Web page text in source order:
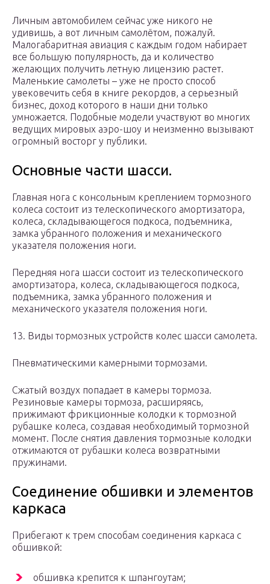
Личным автомобилем сейчас уже никого не
удивишь, а вот личным самолётом, пожалуй.
Малогабаритная авиация с каждым годом набирает
все большую популярность, да и количество
желающих получить летную лицензию растет.
Маленькие самолеты – уже не просто способ
увековечить себя в книге рекордов, а серьезный
бизнес, доход которого в наши дни только
умножается. Подобные модели участвуют во многих
ведущих мировых аэро-шоу и неизменно вызывают
огромный восторг у публики.
Основные части шасси.
Главная нога с консольным креплением тормозного
колеса состоит из телескопического амортизатора,
колеса, складывающегося подкоса, подъемника,
замка убранного положения и механического
указателя положения ноги.
Передняя нога шасси состоит из телескопического
амортизатора, колеса, складывающегося подкоса,
подъемника, замка убранного положения и
механического указателя положения ноги.
13. Виды тормозных устройств колес шасси самолета.
Пневматическими камерными тормозами.
Сжатый воздух попадает в камеры тормоза.
Резиновые камеры тормоза, расширяясь,
прижимают фрикционные колодки к тормозной
рубашке колеса, создавая необходимый тормозной
момент. После снятия давления тормозные колодки
отжимаются от рубашки колеса возвратными
пружинами.
Соединение обшивки и элементов
каркаса
Прибегают к трем способам соединения каркаса с
обшивкой:
обшивка крепится к шпангоутам;